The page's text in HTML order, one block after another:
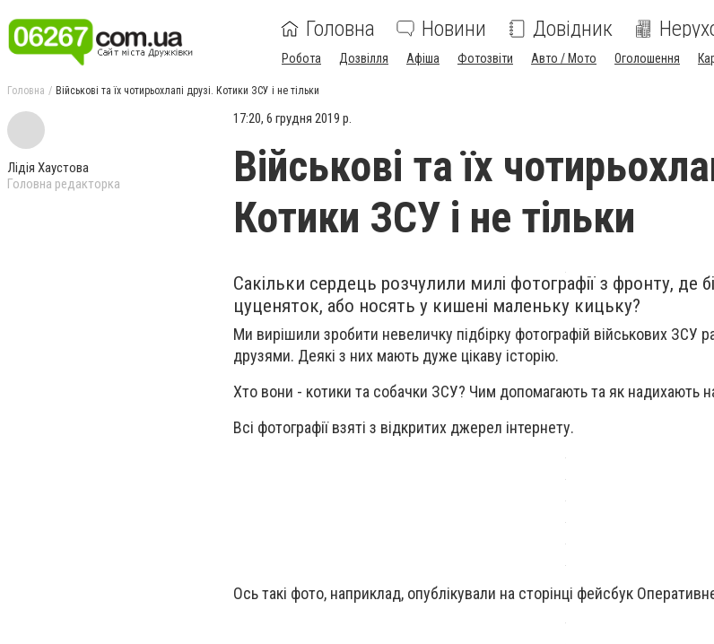
Головна Новини Довідник
Робота Дозвілля Афіша Фотозвіти Авто / Мото Оголошення
Головна Військові та їх чотирьохлапі друзі. Котики ЗСУ і не тільки
Лідія Хаустова
Головна редакторка
17:20, 6 грудня 2019 р.
Військові та їх
Котики ЗСУ і не тільки
Сакільки сердець розчулили милі фотографії з фронту, де
цуценяток, або носять у кишені маленьку кицьку?
Ми вирішили зробити невеличку підбірку фотографій військових ЗСУ
друзями. Деякі з них мають дуже цікаву історію.
Хто вони - котики та собачки ЗСУ? Чим допомагають та як надихають
Всі фотографії взяті з відкритих джерел інтернету.
Ось такі фото, наприклад, опублікували на сторінці фейсбук